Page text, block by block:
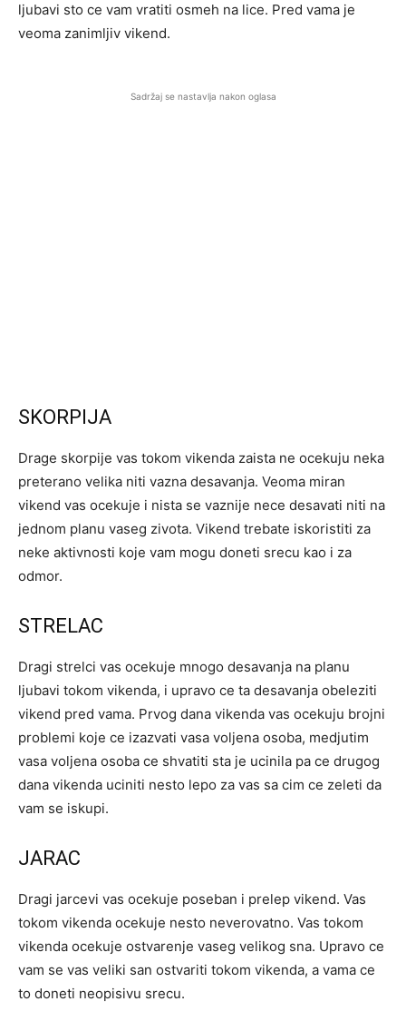
ljubavi sto ce vam vratiti osmeh na lice. Pred vama je
veoma zanimljiv vikend.
Sadržaj se nastavlja nakon oglasa
SKORPIJA
Drage skorpije vas tokom vikenda zaista ne ocekuju neka
preterano velika niti vazna desavanja. Veoma miran
vikend vas ocekuje i nista se vaznije nece desavati niti na
jednom planu vaseg zivota. Vikend trebate iskoristiti za
neke aktivnosti koje vam mogu doneti srecu kao i za
odmor.
STRELAC
Dragi strelci vas ocekuje mnogo desavanja na planu
ljubavi tokom vikenda, i upravo ce ta desavanja obeleziti
vikend pred vama. Prvog dana vikenda vas ocekuju brojni
problemi koje ce izazvati vasa voljena osoba, medjutim
vasa voljena osoba ce shvatiti sta je ucinila pa ce drugog
dana vikenda uciniti nesto lepo za vas sa cim ce zeleti da
vam se iskupi.
JARAC
Dragi jarcevi vas ocekuje poseban i prelep vikend. Vas
tokom vikenda ocekuje nesto neverovatno. Vas tokom
vikenda ocekuje ostvarenje vaseg velikog sna. Upravo ce
vam se vas veliki san ostvariti tokom vikenda, a vama ce
to doneti neopisivu srecu.